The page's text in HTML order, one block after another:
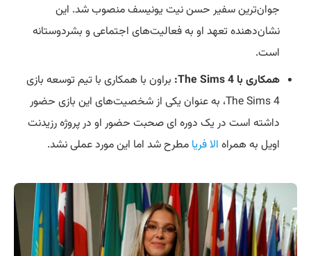
جوان‌ترین سفیر حسن نیت یونیسف منصوب شد. این
نشان‌دهنده تعهد او به فعالیت‌های اجتماعی و بشردوستانه
است.
همکاری با The Sims 4:
براون با همکاری با تیم توسعه بازی
The Sims 4، به عنوان یکی از شخصیت‌های این بازی حضور
داشته است در یک دوره ای صحبت حضور او در پروژه رزیدنت
اویل به همراه الا فریا مطرح شد اما این مورد عملی نشد.